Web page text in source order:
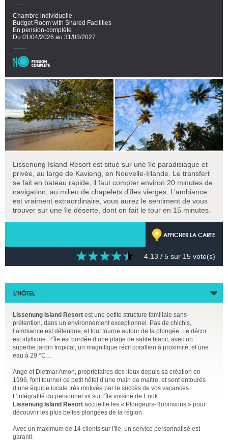
Chambre individuelle
Budget Room with Shared Facilities
En pension-complète
Du 01/04/2026 au 31/03/2027
Lissenung Island Resort est situé sur une île paradisiaque et
privée, au large de Kavieng, en Nouvelle-Irlande. Le transfert
se fait en bateau rapide, il faut compter environ 20 minutes de
navigation, au milieu de chapelets d'îles vierges. L’ambiance
est vraiment extraordinaire, vous aurez le sentiment de vous
trouver sur une île déserte, dont on fait le tour en 15 minutes.
AFFICHER LA CARTE
4.13 / 5 sur 15 vote(s)
L’HÔTEL
Lissenung Island Resort est une petite structure familiale sans
prétention, dans un environnement exceptionnel. Pas de chichis,
l’ambiance est détendue, et tout tourne autour de la plongée. Le décor
est idyllique : l’île est bordée d’une plage de sable blanc, avec un
superbe jardin tropical, un magnifique récif corallien à proximité, et une
eau à 29 °C…
Ange et Dietmar Amon, propriétaires des lieux depuis sa création en
1996, font tourner ce petit hôtel d’une main de maître, et sont entourés
d’une équipe locale très motivée par le succès de vos vacances.
L’intégralité du personnel vit sur l’île voisine de Enuk.
Lissenung Island Resort accueille les « Plongeurs-Robinsons » pour
découvrir les plus belles plongées de la région.
Avec un maximum de 14 clients sur l'île, un service personnalisé est
garanti.